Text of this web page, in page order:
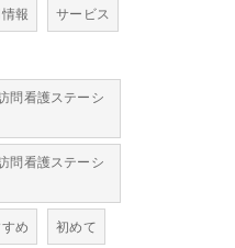
報 サービス
問看護ステーシ
問看護ステーシ
め 初めて